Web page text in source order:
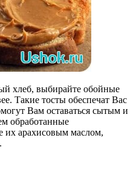
хлеб, выбирайте обойные
Такие тосты обеспечат Вас
Вам оставаться сытым и
обработанные
их арахисовым маслом,